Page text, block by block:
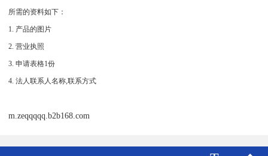
所需的资料如下：
1. 产品的图片
2. 营业执照
3. 申请表格1份
4. 法人联系人名称,联系方式
m.zeqqqqq.b2b168.com